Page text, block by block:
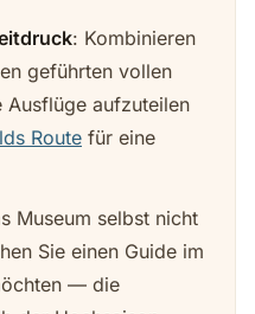
: Kombinieren
geführten vollen
Ausflüge aufzuteilen
Route für eine
Museum selbst nicht
Sie einen Guide im
— die